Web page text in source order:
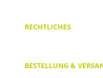
RECHTLICHES
BESTELLUNG &